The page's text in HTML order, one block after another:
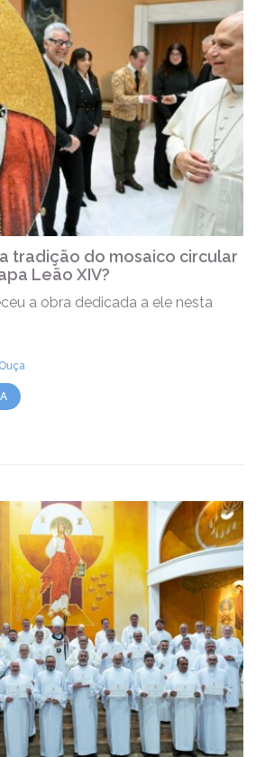
tradição do mosaico circular
Leão XIV?
a obra dedicada a ele nesta
Ouça